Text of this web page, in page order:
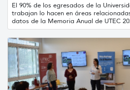
El 90% de los egresados de la
trabajan lo hacen en áreas
datos de la Memoria Anual de UTEC